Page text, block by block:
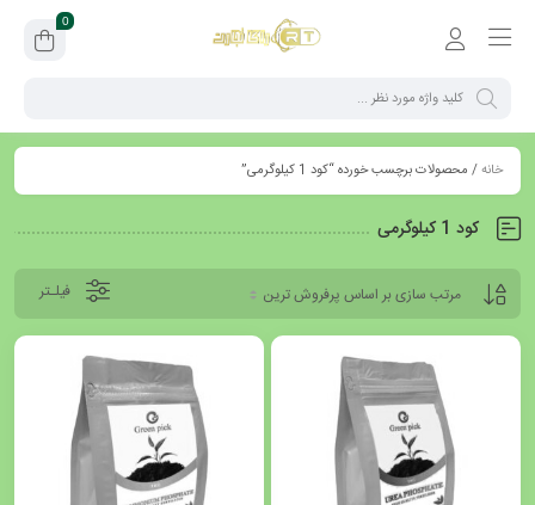
0
خانه/ محصولات برچسب خورده “کود 1 کیلوگرمی”
کود 1 کیلوگرمی
فیلـتر